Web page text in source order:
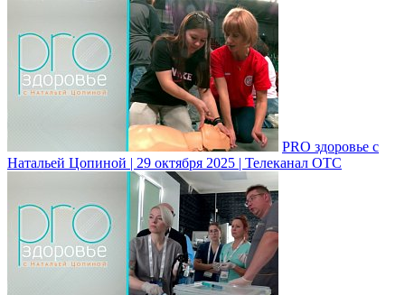
PRO здоровье с
Натальей Цопиной | 29 октября 2025 | Телеканал ОТС